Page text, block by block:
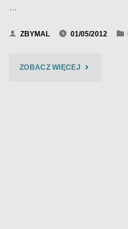
…
ZBYMAL 01/05/2012
ZOBACZ WIĘCEJ"BIES